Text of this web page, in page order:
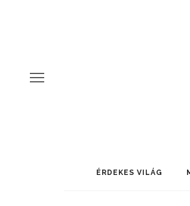
ÉRDEKES VILÁG